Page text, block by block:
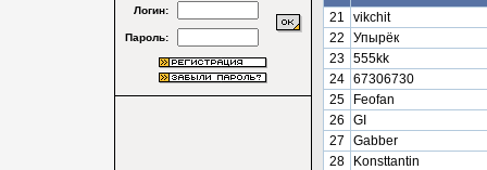
Логин:
Пароль:
21
vikchit
22
Упырёк
23 555kk
24 67306730
25
Feofan
26
GI
27
Gabber
28
Konsttantin